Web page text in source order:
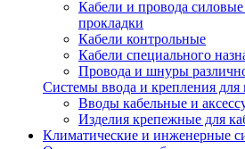
Кабели и провода
прокладки
Кабели контрольные
Кабели специального
Провода и шнуры
Системы ввода и крепления для
Вводы кабельные и
Изделия крепежные для
Климатические и инженерные